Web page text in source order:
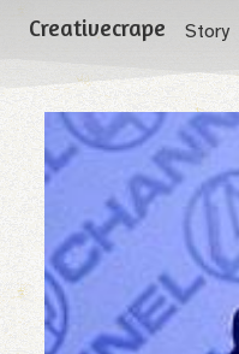
Creativecrape Story